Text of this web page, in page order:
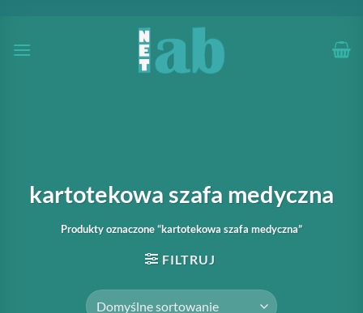
zawartości
kartotekowa szafa medyczna
Produkty oznaczone “kartotekowa szafa medyczna”
FILTRUJ